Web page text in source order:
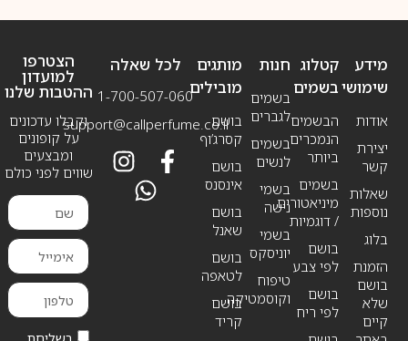
מידע
שימושי
אודות
יצירת
קשר
שאלות
נוספות
בלוג
הזמנת
בושם
שלא
קיים
חנות
בשמים
לגברים
בשמים
לנשים
בשמי
נישה
בשמי
יוניסקס
טיפוח
וקוסמטיקה
קטלוג
בשמים
הבשמים
הנמכרים
ביותר
בשמים
מיניאטורים
/ דוגמיות
בושם
לפי צבע
בושם
לפי ריח
מותגים
מובילים
בושם
קסרג’וף
בושם
אינסנס
בושם
שאנל
בושם
לטאפה
בושם
קריד
לכל שאלה
1-700-507-060
support@callperfume.co.il
הצטרפו
למועדון
ההטבות שלנו
וקבלו עדכונים
על קופונים
ומבצעים
שווים לפני כולם